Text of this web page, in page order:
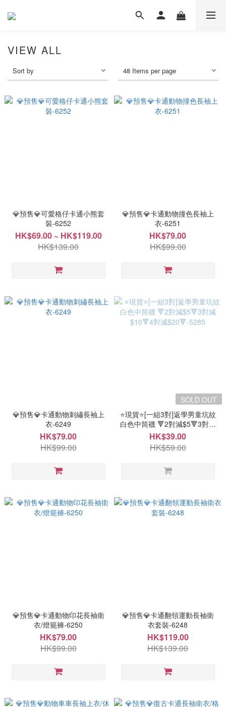
VIEW ALL
Sort by 48 Items per page
💎預售💎可愛格仔卡通小熊套
裝-6252
HK$69.00 ~ HK$119.00
HK$139.00
💎預售💎卡通動物撞色長袖上
衣-6251
HK$79.00
HK$99.00
💎預售💎卡通動物刺繡長袖上
衣-6249
HK$79.00
HK$99.00
SOLD OUT
⭐現貨⭐[一組3對]返學男童坑紋
白色中筒襪 🔻2對減$5🔻3對減
$10🔻4對減$20🔻-5285
HK$39.00
HK$59.00
💎預售💎卡通動物印花長袖衛
衣/燈籠褲-6250
HK$79.00
HK$99.00
💎預售💎卡通翻領運動長袖衛
衣套裝-6248
HK$119.00
HK$139.00